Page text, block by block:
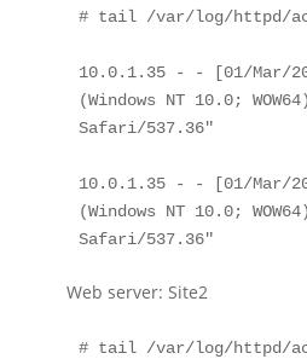
# tail /var/log/httpd/
10.0.1.35 - - [01/Mar/
(Windows NT 10.0;
Safari/537.36"
10.0.1.35 - - [01/Mar/
(Windows NT 10.0;
Safari/537.36"
Web server: Site2
# tail /var/log/httpd/